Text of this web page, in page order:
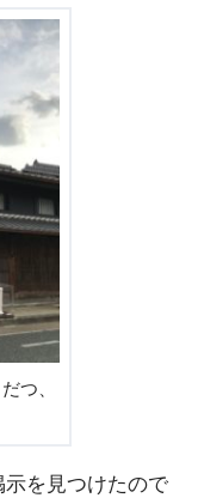
つ、
を見つけたので